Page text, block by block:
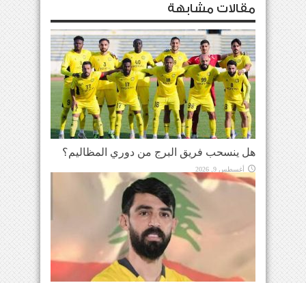
مقالات مشابهة
هل ينسحب فريق البرج من دوري المظاليم؟
أغسطس 9, 2026